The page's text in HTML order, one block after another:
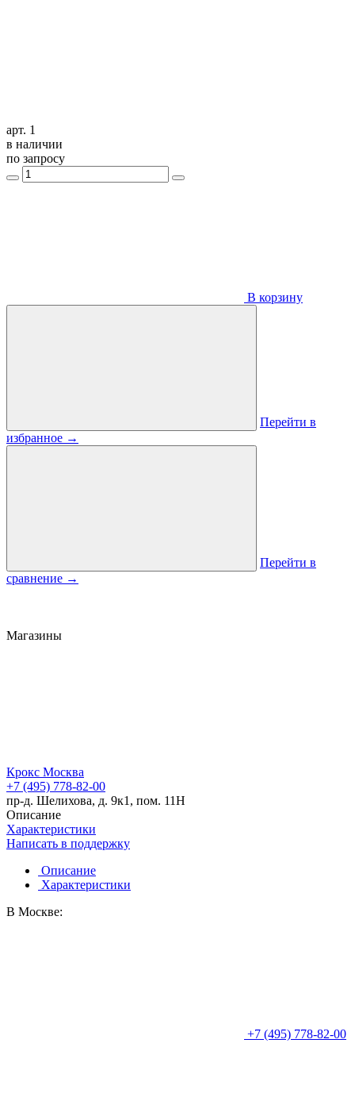
арт. 1
в наличии
по запросу
В корзину
Перейти в
избранное →
Перейти в
сравнение →
Магазины
Крокс Москва
+7 (495) 778-82-00
пр-д. Шелихова, д. 9к1, пом. 11Н
Описание
Характеристики
Написать в поддержку
Описание
Характеристики
В Москве:
+7 (495) 778-82-00